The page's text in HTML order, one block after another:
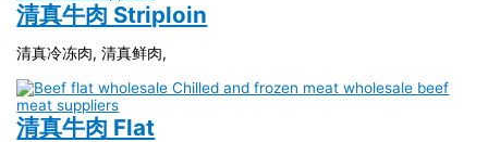
清真牛肉 Striploin
清真冷冻肉, 清真鲜肉,
清真牛肉 Flat